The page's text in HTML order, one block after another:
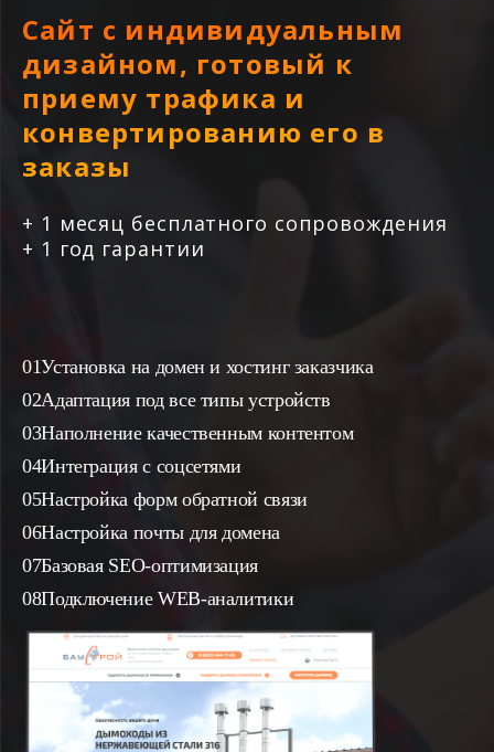
Сайт с индивидуальным
дизайном, готовый к
приему трафика и
конвертированию его в
заказы
+ 1 месяц бесплатного сопровождения
+ 1 год гарантии
Установка на домен и хостинг заказчика
Адаптация под все типы устройств
Наполнение качественным контентом
Интеграция с соцсетями
Настройка форм обратной связи
Настройка почты для домена
Базовая SEO-оптимизация
Подключение WEB-аналитики